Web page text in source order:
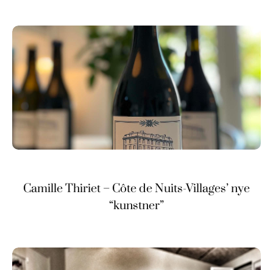
Camille Thiriet – Côte de Nuits-Villages’ nye
“kunstner”